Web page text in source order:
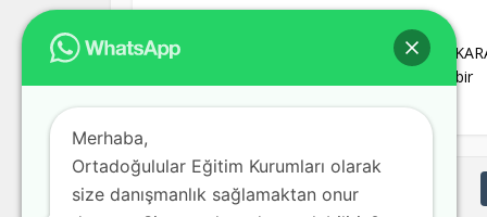
5 yıl önce byakansu
ÖZEL BİLİM YUVASI DERSHANESİ ,
ilimizin ÇANKAYA içerisinde yer alan bir
Merhaba,
Ortadoğulular Eğitim Kurumları olarak
size danışmanlık sağlamaktan onur